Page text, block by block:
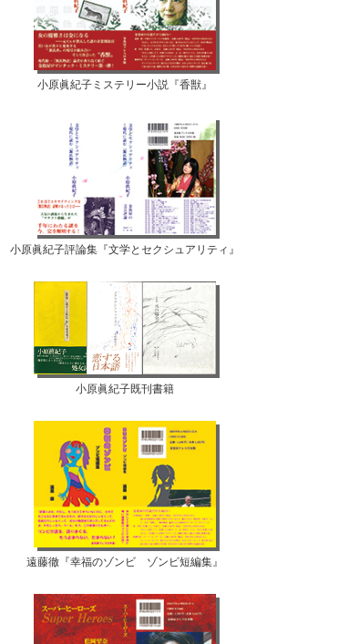
小原眞紀子ミステリー小説『香獣』
小原眞紀子評論集『文学とセクシュアリティ』
小原眞紀子既刊書籍
遠藤徹『幸福のゾンビ ゾンビ短編集』